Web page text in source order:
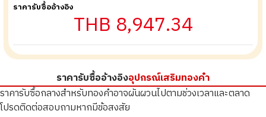
ราคารับซื้ออ้างอิง
THB 8,947.34
ราคารับซื้ออ้างอิงอุปกรณ์เสริมทองคำ
ราคารับซื้อกลางสำหรับทองคำอาจผันผวนไปตามช่วงเวลาและตลาด
โปรดติดต่อสอบถามหากมีข้อสงสัย